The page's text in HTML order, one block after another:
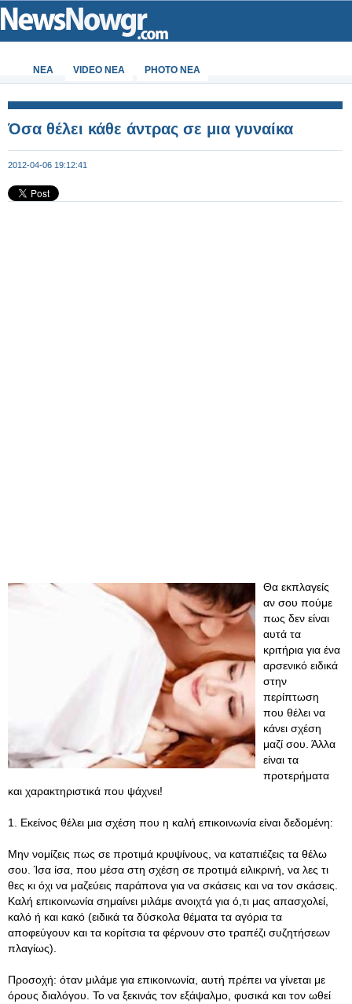
ΝΕΑ VIDEO NEA PHOTO NEA
Όσα θέλει κάθε άντρας σε μια γυναίκα
2012-04-06 19:12:41
Θα εκπλαγείς
αν σου πούμε
πως δεν είναι
αυτά τα
κριτήρια για ένα
αρσενικό ειδικά
στην
περίπτωση
που θέλει να
κάνει σχέση
μαζί σου. Άλλα
είναι τα
προτερήματα
και χαρακτηριστικά που ψάχνει!
1. Εκείνος θέλει μια σχέση που η καλή επικοινωνία είναι δεδομένη:
Μην νομίζεις πως σε προτιμά κρυψίνους, να καταπιέζεις τα θέλω
σου. Ίσα ίσα, που μέσα στη σχέση σε προτιμά ειλικρινή, να λες τι
θες κι όχι να μαζεύεις παράπονα για να σκάσεις και να τον σκάσεις.
Καλή επικοινωνία σημαίνει μιλάμε ανοιχτά για ό,τι μας απασχολεί,
καλό ή και κακό (ειδικά τα δύσκολα θέματα τα αγόρια τα
αποφεύγουν και τα κορίτσια τα φέρνουν στο τραπέζι συζητήσεων
πλαγίως).
Προσοχή: όταν μιλάμε για επικοινωνία, αυτή πρέπει να γίνεται με
όρους διαλόγου. Το να ξεκινάς τον εξάψαλμο, φυσικά και τον ωθεί